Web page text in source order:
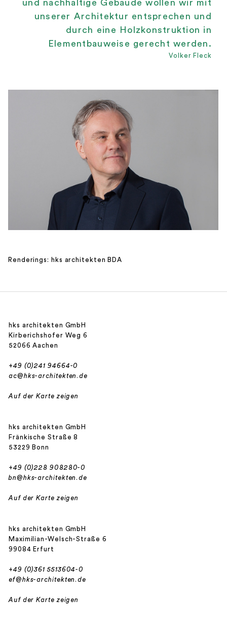
und nachhaltige Gebäude wollen wir mit
unserer Architektur entsprechen und
durch eine Holzkonstruktion in
Elementbauweise gerecht werden.
Volker Fleck
Renderings: hks architekten BDA
hks architekten GmbH
Kirberichshofer Weg 6
52066 Aachen
+49 (0)241 94664-0
ac@hks-architekten.de
Auf der Karte zeigen
hks architekten GmbH
Fränkische Straße 8
53229 Bonn
+49 (0)228 908280-0
bn@hks-architekten.de
Auf der Karte zeigen
hks architekten GmbH
Maximilian-Welsch-Straße 6
99084 Erfurt
+49 (0)361 5513604-0
ef@hks-architekten.de
Auf der Karte zeigen